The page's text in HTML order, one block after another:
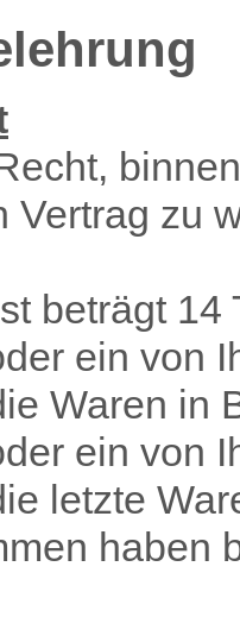
Vertrag zu
beträgt 14
ein von
Waren in
ein von
letzte
haben